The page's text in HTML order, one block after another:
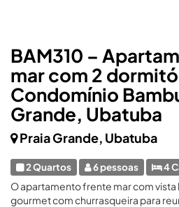
BAM310 –
mar com 2
Condomínio
Grande, Ubatuba
Praia Grande, Ubatuba
2 Quartos 6 pessoas 4
O apartamento frente mar com vista
gourmet com churrasqueira para